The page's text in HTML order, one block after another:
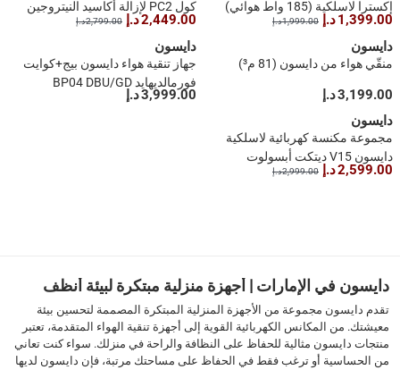
إكسترا لاسلكية (185 واط هوائي)
1,399.00 د.إ 1,999.00 د.إ
كول PC2 لإزالة أكاسيد النيتروجين
(81 متر مكعب)2,449.00 د.إ 2,799.00 د.إ
دايسون
منقّي هواء من دايسون (81 م³)
3,199.00 د.إ
دايسون
جهاز تنقية هواء دايسون بيج+كوايت
فورمالديهايد BP04 DBU/GD
3,999.00 د.إ
دايسون
مجموعة مكنسة كهربائية لاسلكية
دايسون V15 ديتكت أبسولوت
2,599.00 د.إ 2,999.00 د.إ
دايسون في الإمارات | أجهزة منزلية مبتكرة لبيئة أنظف
تقدم دايسون مجموعة من الأجهزة المنزلية المبتكرة المصممة لتحسين بيئة
معيشتك. من المكانس الكهربائية القوية إلى أجهزة تنقية الهواء المتقدمة، تعتبر
منتجات دايسون مثالية للحفاظ على النظافة والراحة في منزلك. سواء كنت تعاني
من الحساسية أو ترغب فقط في الحفاظ على مساحتك مرتبة، فإن دايسون لديها